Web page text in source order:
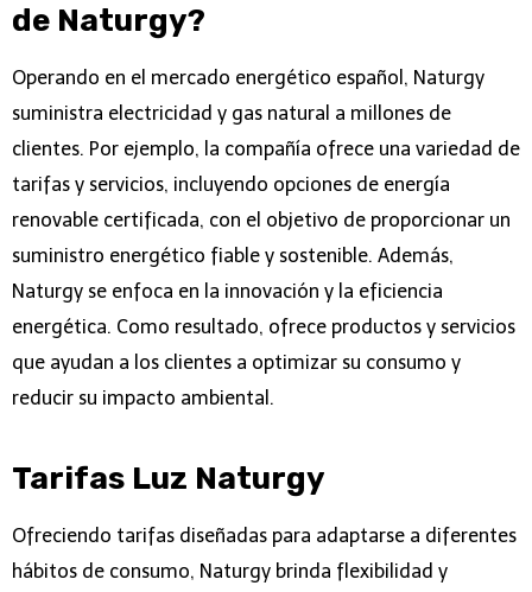
de Naturgy?
Operando en el mercado energético español, Naturgy
suministra electricidad y gas natural a millones de
clientes. Por ejemplo, la compañía ofrece una variedad de
tarifas y servicios, incluyendo opciones de energía
renovable certificada, con el objetivo de proporcionar un
suministro energético fiable y sostenible. Además,
Naturgy se enfoca en la innovación y la eficiencia
energética. Como resultado, ofrece productos y servicios
que ayudan a los clientes a optimizar su consumo y
reducir su impacto ambiental.
Tarifas Luz Naturgy
Ofreciendo tarifas diseñadas para adaptarse a diferentes
hábitos de consumo, Naturgy brinda flexibilidad y